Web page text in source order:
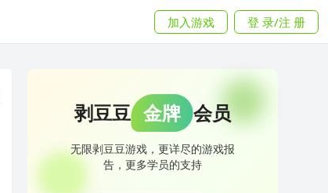
加入游戏 登 录/注 册
剥豆豆 金牌 会员
无限剥豆豆游戏，更详尽的游戏报
告，更多学员的支持